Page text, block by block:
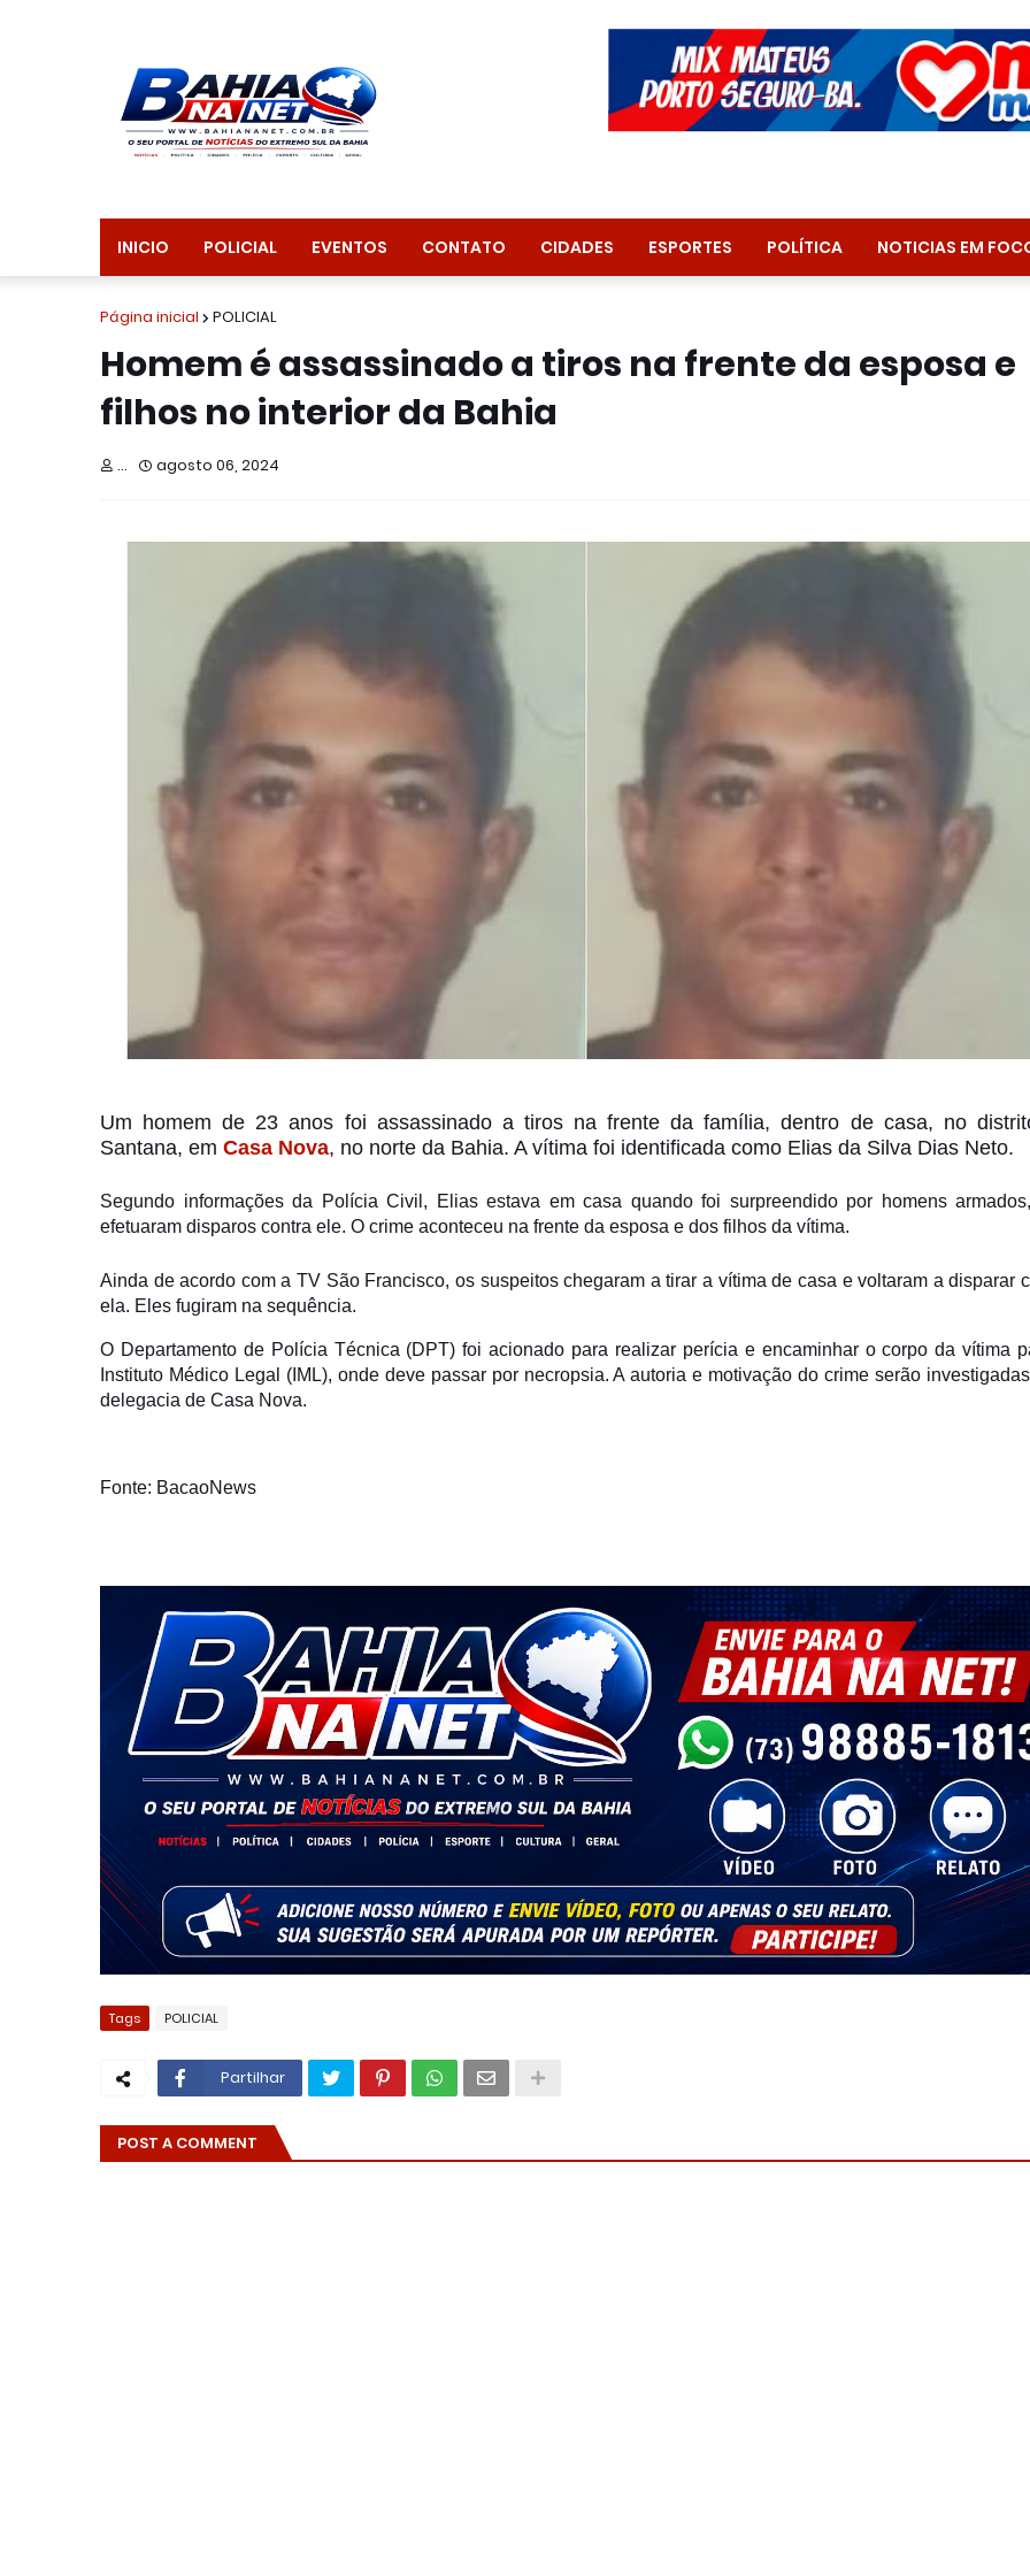
INICIO POLICIAL EVENTOS CONTATO CIDADES ESPORTES POLÍTICA NOTICIAS EM
Página inicial POLICIAL
Homem é assassinado a tiros na frente da esposa e
filhos no interior da Bahia
... agosto 06, 2024
Um homem de 23 anos foi assassinado a tiros na frente da família, dentro de casa, no
Santana, em Casa Nova, no norte da Bahia. A vítima foi identificada como Elias da Silva Dias Neto.
Segundo informações da Polícia Civil, Elias estava em casa quando foi surpreendido por homens
efetuaram disparos contra ele. O crime aconteceu na frente da esposa e dos filhos da vítima.
Ainda de acordo com a TV São Francisco, os suspeitos chegaram a tirar a vítima de casa e voltaram a disparar
ela. Eles fugiram na sequência.
O Departamento de Polícia Técnica (DPT) foi acionado para realizar perícia e encaminhar o corpo da vítima
Instituto Médico Legal (IML), onde deve passar por necropsia. A autoria e motivação do crime serão
delegacia de Casa Nova.
Fonte: BacaoNews
Tags POLICIAL
Partilhar
POST A COMMENT